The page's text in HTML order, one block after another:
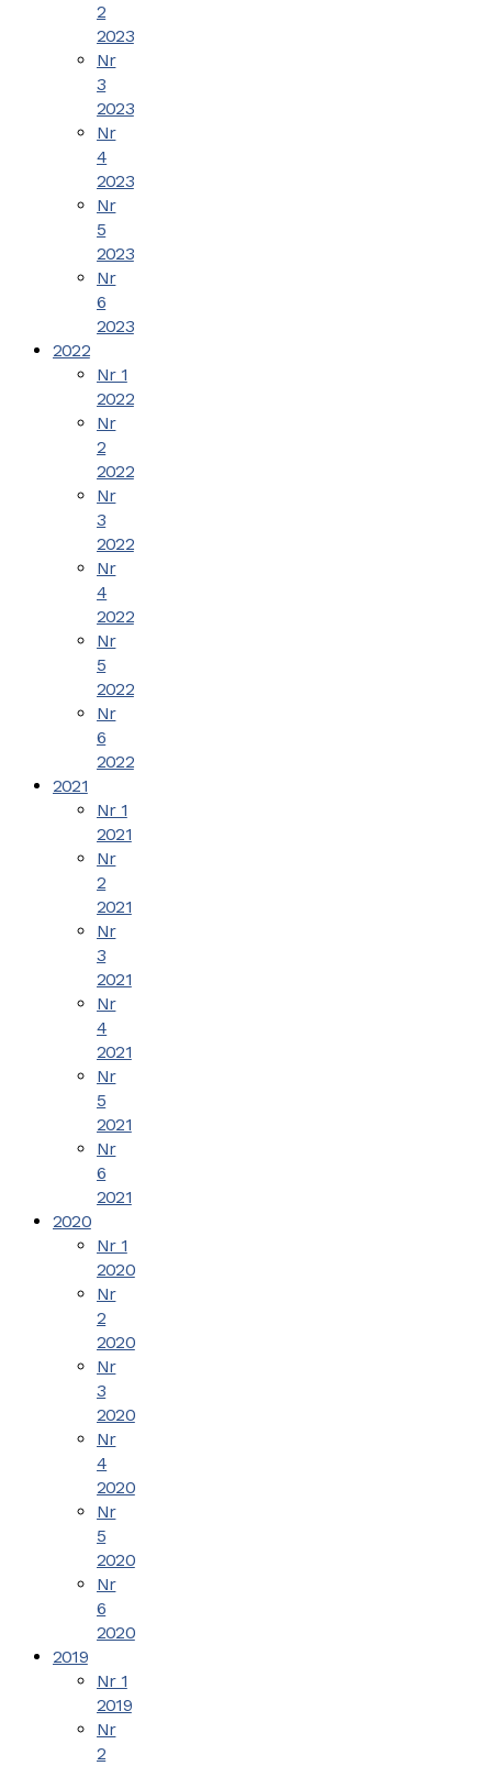
2
2023
Nr
3
2023
Nr
4
2023
Nr
5
2023
Nr
6
2023
2022
Nr 1
2022
Nr
2
2022
Nr
3
2022
Nr
4
2022
Nr
5
2022
Nr
6
2022
2021
Nr 1
2021
Nr
2
2021
Nr
3
2021
Nr
4
2021
Nr
5
2021
Nr
6
2021
2020
Nr 1
2020
Nr
2
2020
Nr
3
2020
Nr
4
2020
Nr
5
2020
Nr
6
2020
2019
Nr 1
2019
Nr
2